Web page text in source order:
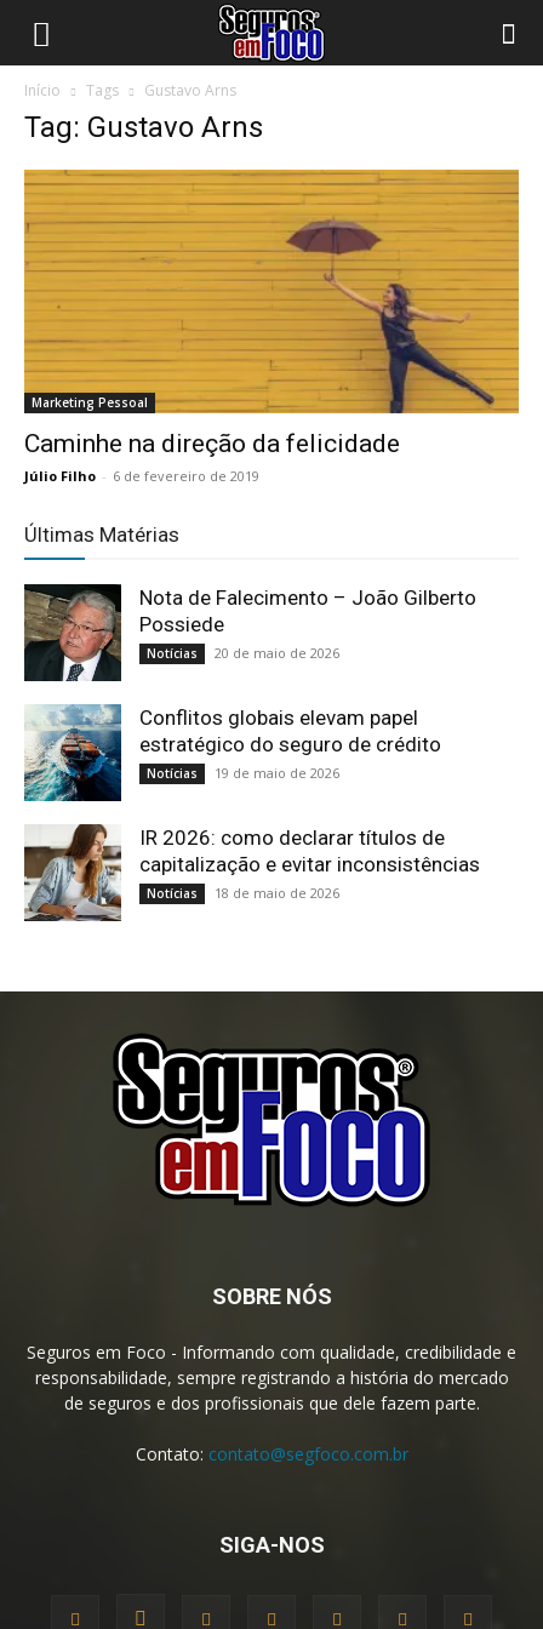
Início Tags Gustavo Arns
Tag: Gustavo Arns
Marketing Pessoal
Caminhe na direção da felicidade
Júlio Filho - 6 de fevereiro de 2019
Últimas Matérias
Nota de Falecimento – João Gilberto
Possiede
Notícias 20 de maio de 2026
Conflitos globais elevam papel
estratégico do seguro de crédito
Notícias 19 de maio de 2026
IR 2026: como declarar títulos de
capitalização e evitar inconsistências
Notícias 18 de maio de 2026
SOBRE NÓS
Seguros em Foco - Informando com qualidade, credibilidade e
responsabilidade, sempre registrando a história do mercado
de seguros e dos profissionais que dele fazem parte.
Contato: contato@segfoco.com.br
SIGA-NOS